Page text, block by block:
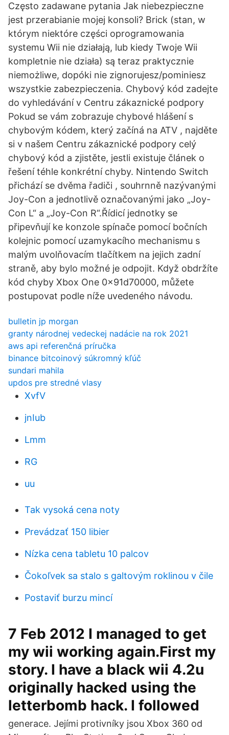
Często zadawane pytania Jak niebezpieczne
jest przerabianie mojej konsoli? Brick (stan, w
którym niektóre części oprogramowania
systemu Wii nie działają, lub kiedy Twoje Wii
kompletnie nie działa) są teraz praktycznie
niemożliwe, dopóki nie zignorujesz/pominiesz
wszystkie zabezpieczenia. Chybový kód zadejte
do vyhledávání v Centru zákaznické podpory
Pokud se vám zobrazuje chybové hlášení s
chybovým kódem, který začíná na ATV , najděte
si v našem Centru zákaznické podpory celý
chybový kód a zjistěte, jestli existuje článek o
řešení téhle konkrétní chyby. Nintendo Switch
přichází se dvěma řadiči , souhrnně nazývanými
Joy-Con a jednotlivě označovanými jako „Joy-
Con L“ a „Joy-Con R“.Řídicí jednotky se
připevňují ke konzole spínače pomocí bočních
kolejnic pomocí uzamykacího mechanismu s
malým uvolňovacím tlačítkem na jejich zadní
straně, aby bylo možné je odpojit. Když obdržíte
kód chyby Xbox One 0x91d70000, můžete
postupovat podle níže uvedeného návodu.
bulletin jp morgan
granty národnej vedeckej nadácie na rok 2021
aws api referenčná príručka
binance bitcoinový súkromný kľúč
sundari mahila
updos pre stredné vlasy
XvfV
jnIub
Lmm
RG
uu
Tak vysoká cena noty
Prevádzať 150 libier
Nízka cena tabletu 10 palcov
Čokoľvek sa stalo s galtovým roklinou v čile
Postaviť burzu mincí
7 Feb 2012 I managed to get
my wii working again.First my
story. I have a black wii 4.2u
originally hacked using the
letterbomb hack. I followed
generace. Jejími protivníky jsou Xbox 360 od